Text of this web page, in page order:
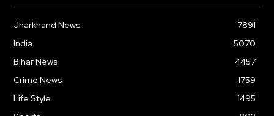
Jharkhand News
7891
India
5070
Bihar News
4457
Crime News
1759
Life Style
1495